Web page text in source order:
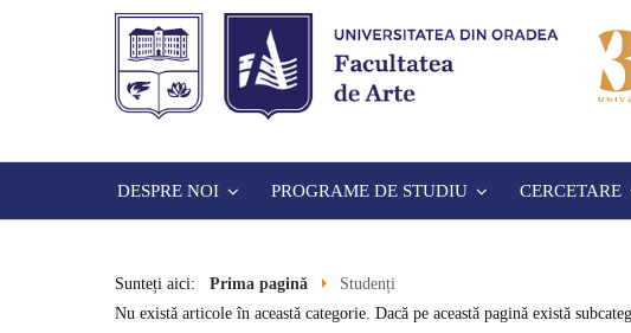
DESPRE NOI PROGRAME DE STUDIU CERCETARE
Sunteți aici: Prima pagină
Studenți
Nu există articole în această categorie. Dacă pe această pagină există